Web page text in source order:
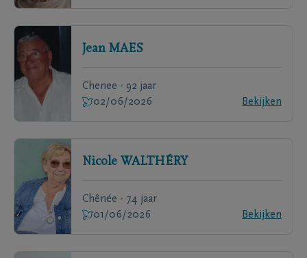
Jean MAES
Chenee - 92 jaar
02/06/2026
Bekijken
Nicole WALTHÉRY
Chênée - 74 jaar
01/06/2026
Bekijken